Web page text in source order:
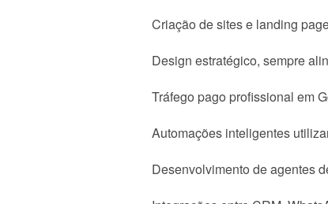
Criação de sites e landing
Design estratégico, sempre
Tráfego pago profissional em
Automações inteligentes
Desenvolvimento de agentes